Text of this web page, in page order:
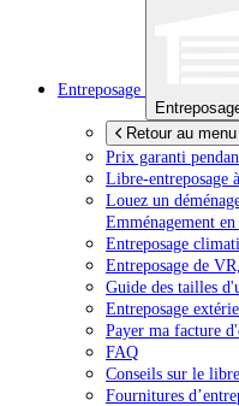
Entreposage
Retour au
Prix garanti
Libre-entreposage à
Louez un
Emménagement
Entreposage
Entreposage de
Guide des tailles
Entreposage
Payer ma facture
FAQ
Conseils sur le
Fournitures